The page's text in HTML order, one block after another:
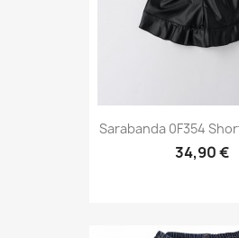
Sarabanda 0F354
34,90 €